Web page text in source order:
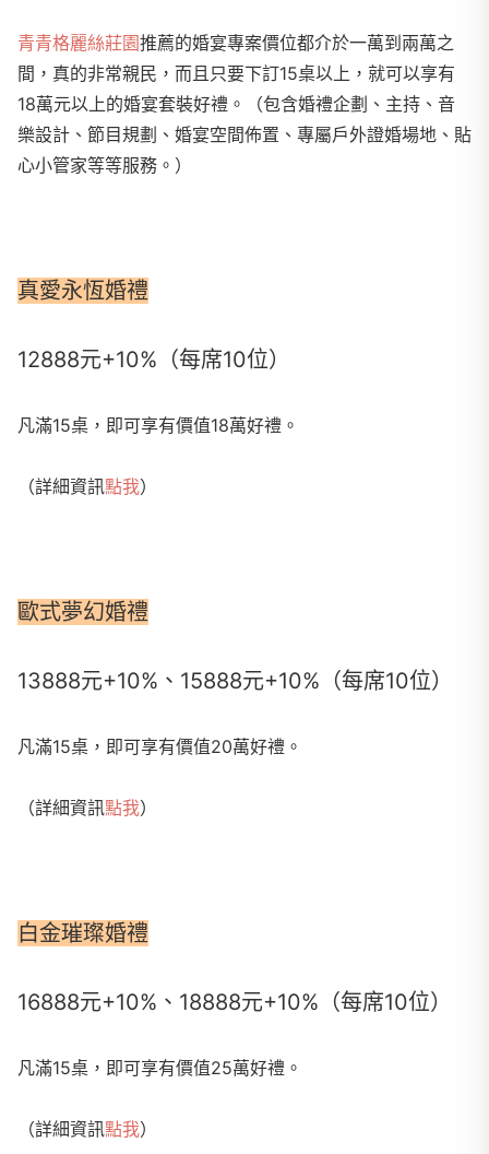
青青格麗絲莊園推薦的婚宴專案價位都介於一萬到兩萬之
間，真的非常親民，而且只要下訂15桌以上，就可以享有
18萬元以上的婚宴套裝好禮。（包含婚禮企劃、主持、音
樂設計、節目規劃、婚宴空間佈置、專屬戶外證婚場地、貼
心小管家等等服務。）
真愛永恆婚禮
12888元+10%（每席10位）
凡滿15桌，即可享有價值18萬好禮。
（詳細資訊點我）
歐式夢幻婚禮
13888元+10%、15888元+10%（每席10位）
凡滿15桌，即可享有價值20萬好禮。
（詳細資訊點我）
白金璀璨婚禮
16888元+10%、18888元+10%（每席10位）
凡滿15桌，即可享有價值25萬好禮。
（詳細資訊點我）